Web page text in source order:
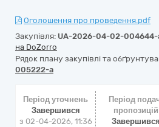
Оголошення про проведення.pdf
Закупівля: UA-2026-04-02-004644-
на DoZorro
Рядок плану закупівлі та
005222-a
Період уточнень
Завершився
з 02-04-2026, 11:36
Період
пропозицій
Завершився